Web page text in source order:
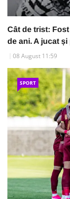
Cât de trist:
de ani. A jucat
08 August 11:59
SPORT